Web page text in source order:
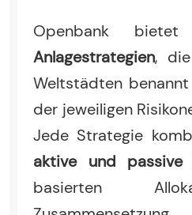
Openbank
Anlagestrategien,
Weltstädten
der jeweiligen
Jede Strategie
aktive und passive
basierten